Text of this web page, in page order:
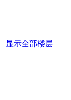
| 显示全部楼层